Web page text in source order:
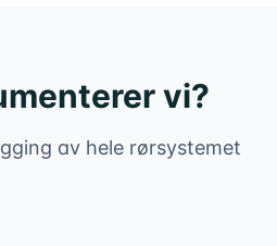
vi?
av hele rørsystemet